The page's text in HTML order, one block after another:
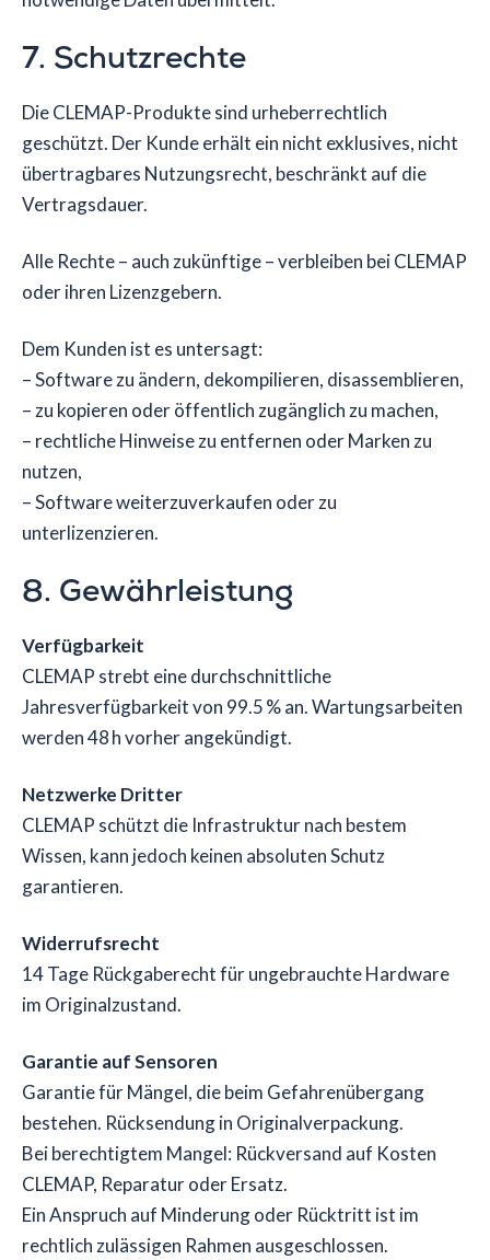
7. Schutzrechte
Die CLEMAP-Produkte sind urheberrechtlich
geschützt. Der Kunde erhält ein nicht exklusives, nicht
übertragbares Nutzungsrecht, beschränkt auf die
Vertragsdauer.
Alle Rechte – auch zukünftige – verbleiben bei CLEMAP
oder ihren Lizenzgebern.
Dem Kunden ist es untersagt:
– Software zu ändern, dekompilieren, disassemblieren,
– zu kopieren oder öffentlich zugänglich zu machen,
– rechtliche Hinweise zu entfernen oder Marken zu
nutzen,
– Software weiterzuverkaufen oder zu
unterlizenzieren.
8. Gewährleistung
Verfügbarkeit
CLEMAP strebt eine durchschnittliche
Jahresverfügbarkeit von 99.5 % an. Wartungsarbeiten
werden 48 h vorher angekündigt.
Netzwerke Dritter
CLEMAP schützt die Infrastruktur nach bestem
Wissen, kann jedoch keinen absoluten Schutz
garantieren.
Widerrufsrecht
14 Tage Rückgaberecht für ungebrauchte Hardware
im Originalzustand.
Garantie auf Sensoren
Garantie für Mängel, die beim Gefahrenübergang
bestehen. Rücksendung in Originalverpackung.
Bei berechtigtem Mangel: Rückversand auf Kosten
CLEMAP, Reparatur oder Ersatz.
Ein Anspruch auf Minderung oder Rücktritt ist im
rechtlich zulässigen Rahmen ausgeschlossen.